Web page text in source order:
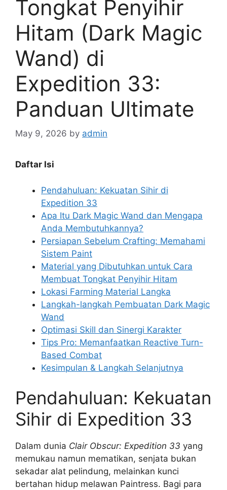
Tongkat Penyihir
Hitam (Dark Magic
Wand) di
Expedition 33:
Panduan Ultimate
May 9, 2026 by admin
Daftar Isi
Pendahuluan: Kekuatan Sihir di
Expedition 33
Apa Itu Dark Magic Wand dan Mengapa
Anda Membutuhkannya?
Persiapan Sebelum Crafting: Memahami
Sistem Paint
Material yang Dibutuhkan untuk Cara
Membuat Tongkat Penyihir Hitam
Lokasi Farming Material Langka
Langkah-langkah Pembuatan Dark Magic
Wand
Optimasi Skill dan Sinergi Karakter
Tips Pro: Memanfaatkan Reactive Turn-
Based Combat
Kesimpulan & Langkah Selanjutnya
Pendahuluan: Kekuatan
Sihir di Expedition 33
Dalam dunia Clair Obscur: Expedition 33 yang
memukau namun mematikan, senjata bukan
sekadar alat pelindung, melainkan kunci
bertahan hidup melawan Paintress. Bagi para